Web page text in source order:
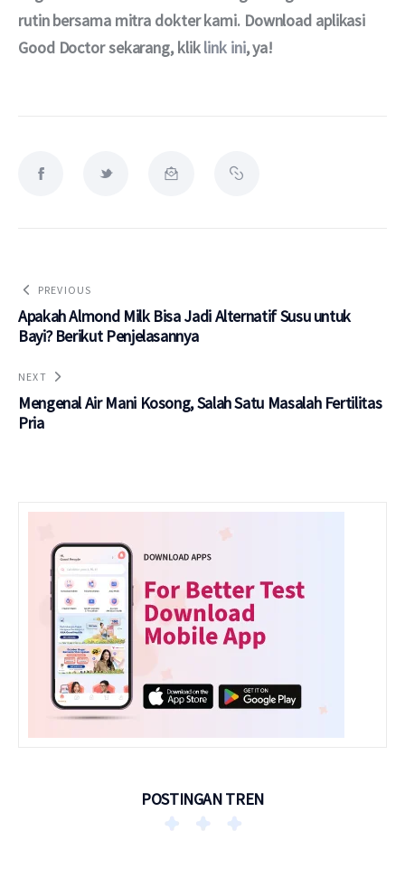
rutin bersama mitra dokter kami. Download aplikasi
Good Doctor sekarang, klik link ini, ya!
PREVIOUS
Apakah Almond Milk Bisa Jadi Alternatif Susu untuk
Bayi? Berikut Penjelasannya
NEXT
Mengenal Air Mani Kosong, Salah Satu Masalah Fertilitas
Pria
POSTINGAN TREN